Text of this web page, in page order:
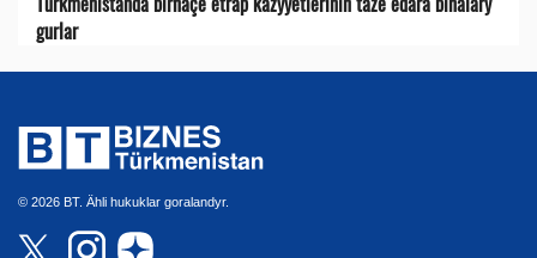
gurlar
© 2026 BT. Ähli hukuklar goralandyr.